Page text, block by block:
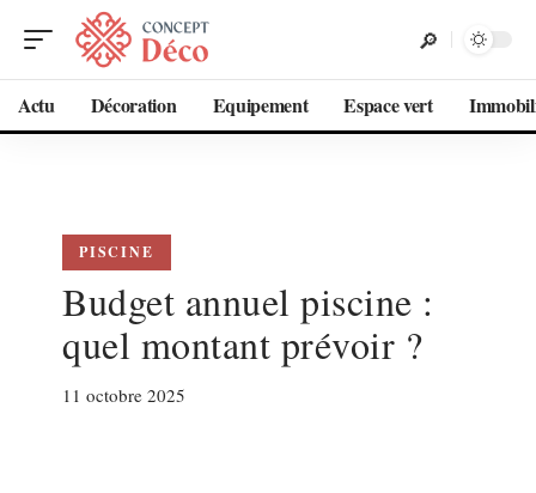
Actu Décoration Equipement Espace vert
PISCINE
Budget annuel piscine :
quel montant prévoir ?
11 octobre 2025